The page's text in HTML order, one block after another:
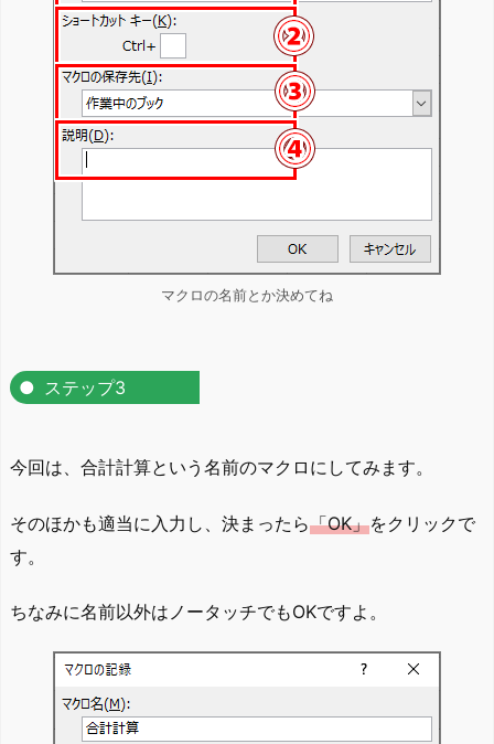
マクロの名前とか決めてね
ステップ3
今回は、合計計算という名前のマクロにしてみます。
そのほかも適当に入力し、決まったら「OK」をクリックで
す。
ちなみに名前以外はノータッチでもOKですよ。